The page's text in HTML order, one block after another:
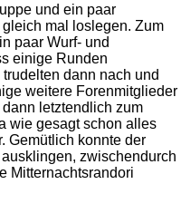
und ein paar
mal loslegen. Zum
paar Wurf- und
einige Runden
dann nach und
weitere Forenmitglieder
letztendlich zum
wie gesagt schon alles
Gemütlich konnte der
zwischendurch
Mitternachtsrandori